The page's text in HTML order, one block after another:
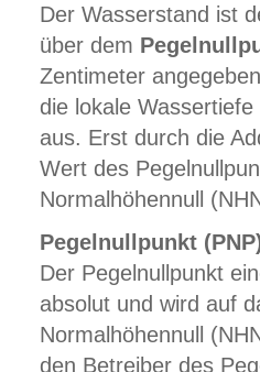
Der Wasserstand ist
über dem
Zentimeter
die lokale
aus. Erst durch die
Wert des
Normalhöhennull
Pegelnullpunkt
Der Pegelnullpunkt
absolut und wird auf
Normalhöhennull
den Betreiber des